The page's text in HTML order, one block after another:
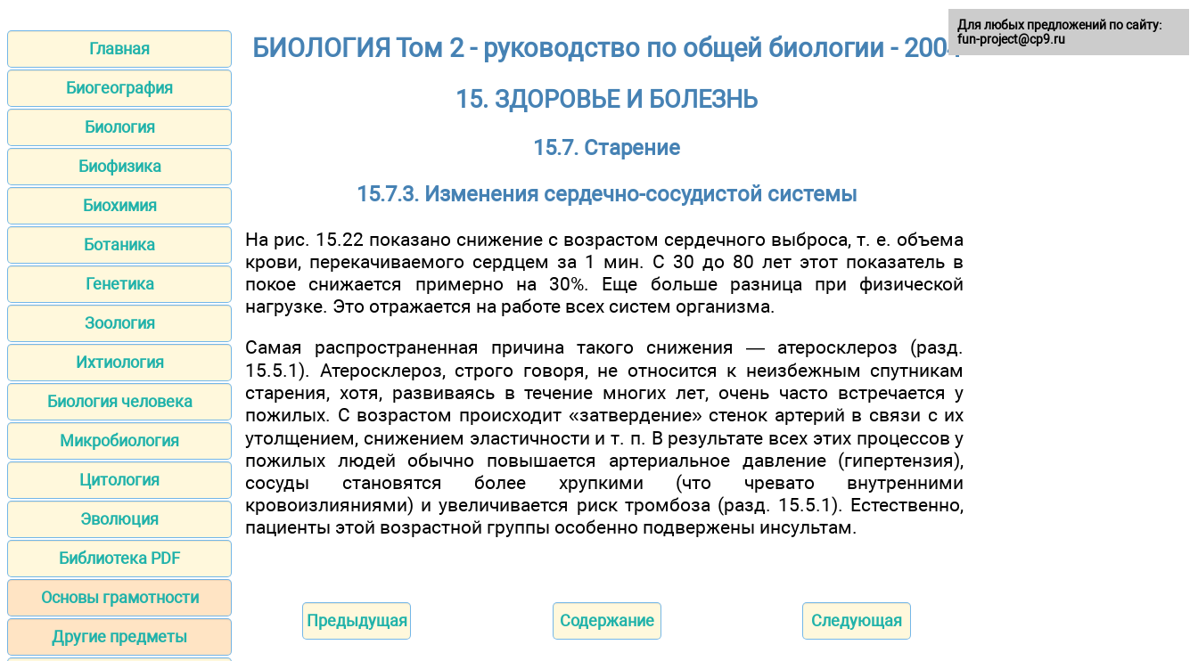
Главная
Биогеография
Биология
Биофизика
Биохимия
Ботаника
Генетика
Зоология
Ихтиология
Биология человека
Микробиология
Цитология
Эволюция
Библиотека PDF
Основы грамотности
Другие предметы
БИОЛОГИЯ Том 2 - руководство по общей биологии - 2004
15. ЗДОРОВЬЕ И БОЛЕЗНЬ
15.7. Старение
15.7.3. Изменения сердечно-сосудистой системы
На рис. 15.22 показано снижение с возрастом сердечного выброса, т. е. объема
крови, перекачиваемого сердцем за 1 мин. С 30 до 80 лет этот показатель в
покое снижается примерно на 30%. Еще больше разница при физической
нагрузке. Это отражается на работе всех систем организма.
Самая распространенная причина такого снижения — атеросклероз (разд.
15.5.1). Атеросклероз, строго говоря, не относится к неизбежным спутникам
старения, хотя, развиваясь в течение многих лет, очень часто встречается у
пожилых. С возрастом происходит «затвердение» стенок артерий в связи с их
утолщением, снижением эластичности и т. п. В результате всех этих процессов у
пожилых людей обычно повышается артериальное давление (гипертензия),
сосуды становятся более хрупкими (что чревато внутренними
кровоизлияниями) и увеличивается риск тромбоза (разд. 15.5.1). Естественно,
пациенты этой возрастной группы особенно подвержены инсультам.
Предыдущая Содержание Следующая
Для любых предложений по сайту:
fun-project@cp9.ru